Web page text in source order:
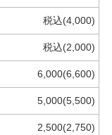
税込(4,000)
税込(2,000)
6,000(6,600)
5,000(5,500)
2,500(2,750)